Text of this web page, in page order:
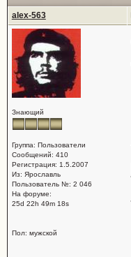
alex-563
Знающий
Группа: Пользователи
Сообщений: 410
Регистрация: 1.5.2007
Из: Ярославль
Пользователь №: 2 046
На форуме:
25d 22h 49m 18s
Пол: мужской